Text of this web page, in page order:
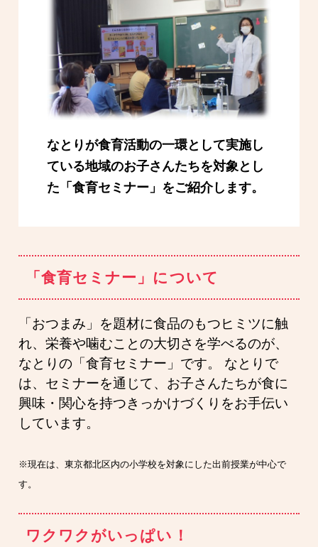
なとりが食育活動の一環として実施し
ている地域のお子さんたちを対象とし
た 「食育セミナー」をご紹介します。
「食育セミナー」について
「おつまみ」を題材に食品のもつヒミツに触
れ、栄養や噛むことの大切さを学べるのが、
なとりの「食育セミナー」です。 なとりで
は、セミナーを通じて、お子さんたちが食に
興味・関心を持つきっかけづくりをお手伝い
しています。
※現在は、東京都北区内の小学校を対象にした出前授業が中心で
す。
ワクワクがいっぱい！